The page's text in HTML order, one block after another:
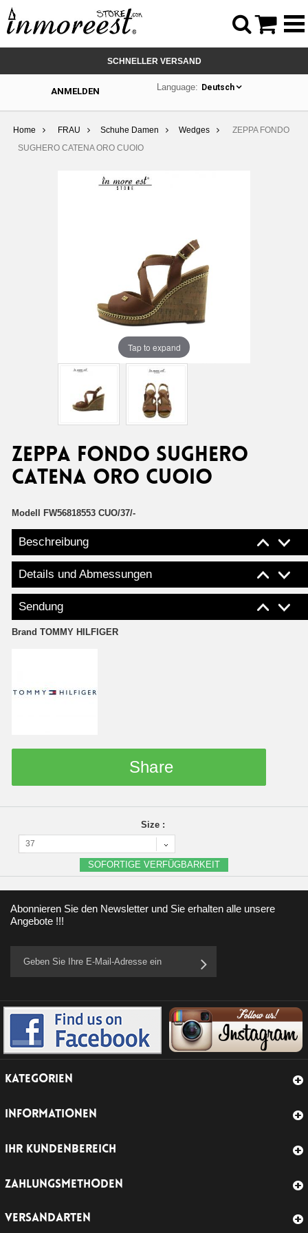
SCHNELLER VERSAND
ANMELDEN Language: Deutsch
Home FRAU Schuhe Damen Wedges
ZEPPA FONDO
SUGHERO CATENA ORO CUOIO
Tap to expand
ZEPPA FONDO SUGHERO
CATENA ORO CUOIO
Modell FW56818553 CUO/37/-
Beschreibung
Details und Abmessungen
Sendung
Brand TOMMY HILFIGER
Share
Size :
37
SOFORTIGE VERFÜGBARKEIT
Abonnieren Sie den Newsletter und Sie erhalten alle unsere
Angebote !!!
KATEGORIEN
INFORMATIONEN
IHR KUNDENBEREICH
ZAHLUNGSMETHODEN
VERSANDARTEN
 